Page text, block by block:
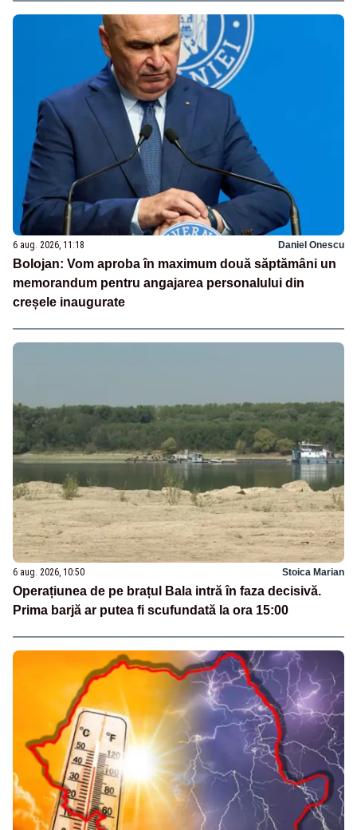
6 aug. 2026, 11:18 Daniel Onescu
Bolojan: Vom aproba în maximum două săptămâni un
memorandum pentru angajarea personalului din
creșele inaugurate
6 aug. 2026, 10:50 Stoica Marian
Operațiunea de pe brațul Bala intră în faza decisivă.
Prima barjă ar putea fi scufundată la ora 15:00